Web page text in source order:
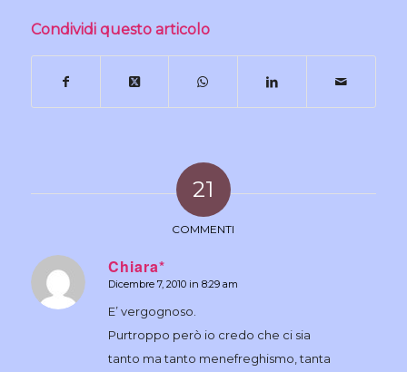
Condividi questo articolo
21
COMMENTI
Chiara*
dice:
Dicembre 7, 2010 in 8:29 am
E’ vergognoso.
Purtroppo però io credo che ci sia
tanto ma tanto menefreghismo, tanta